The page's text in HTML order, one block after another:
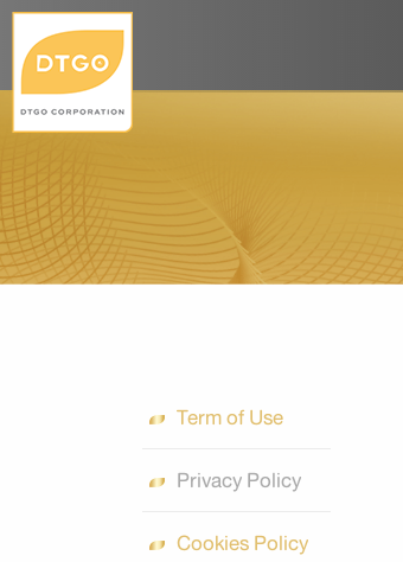
Term of Use
Privacy Policy
Cookies Policy